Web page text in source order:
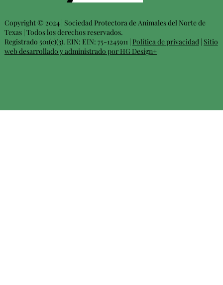
Copyright © 2024 | Sociedad Protectora de Animales del Norte de
Texas | Todos los derechos reservados.
Registrado 501(c)(3). EIN: EIN: 75-1245911 | Política de privacidad| Sitio
web desarrollado y administrado por HG Design+